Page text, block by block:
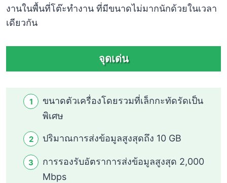
งานในพื้นที่โต๊ะทำงาน ที่มีขนาดไม่มากนักด้วยในเวลา
เดียวกัน
จุดเด่น
ขนาดตัวเครื่องโดยรวมที่เล็กกะทัดรัดเป็น
พิเศษ
ปริมาณการส่งข้อมูลสูงสุดถึง 10 GB
การรองรับอัตราการส่งข้อมูลสูงสุด 2,000
Mbps